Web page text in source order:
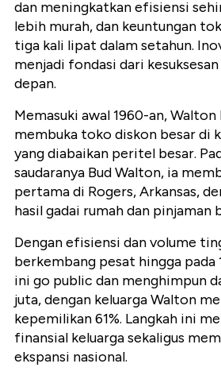
dan meningkatkan efisiensi
lebih murah, dan keuntungan
tiga kali lipat dalam setahun.
menjadi fondasi dari
depan.
Memasuki awal 1960-an,
membuka toko diskon besar di
yang diabaikan peritel besar.
saudaranya Bud Walton, ia
pertama di Rogers, Arkansas,
hasil gadai rumah dan pinjaman
Dengan efisiensi dan volume
berkembang pesat hingga pada
ini go public dan menghimpun
juta, dengan keluarga Walton
kepemilikan 61%. Langkah ini
finansial keluarga sekaligus
ekspansi nasional.